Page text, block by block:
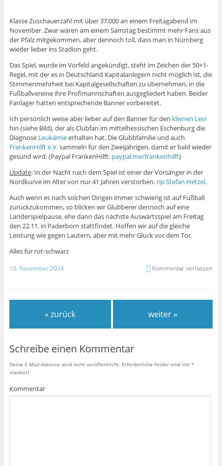
Klasse Zuschauerzahl mit über 37.000 an einem Freitagabend im
November. Zwar wären am einem Samstag bestimmt mehr Fans aus
der Pfalz mitgekommen, aber dennoch toll, dass man in Nürnberg
wieder lieber ins Stadion geht.
Das Spiel, wurde im Vorfeld angekündigt, steht im Zeichen der 50+1-
Regel, mit der es in Deutschland Kapitalanlegern nicht möglich ist, die
Stimmenmehrheit bei Kapitalgesellschaften zu übernehmen, in die
Fußballvereine ihre Profimannschaften ausgegliedert haben. Beider
Fanlager hatten entsprechende Banner vorbereitet.
Ich persönlich weise aber lieber auf den Banner für den kleinen Levi
hin (siehe Bild), der als Clubfan im mittelhessischen Eschenburg die
Diagnose Leukämieerhalten hat. Die Glubbfamilie und auch
FrankenHilft e.V.sammeln für den Zweijährigen, damit er bald wieder
gesund wird. (Paypal FrankenHilft: paypal.me/frankenhilft)
Update: In der Nacht nach dem Spiel ist einer der Vorsänger in der
Nordkurve im Alter von nur 41 Jahren verstorben. rip Stefan Hetzel.
Auch wenn es nach solchen Dingen immer schwierig ist auf Fußball
zurückzukommen, so blicken wir Glubberer dennoch auf eine
Länderspielpause, ehe dann das nächste Auswärtsspiel am Freitag
den 22.11. in Paderborn stattfindet. Hoffen wir auf die gleiche
Leistung wie gegen Lautern, aber mit mehr Glück vor dem Tor.
Alles für rot-schwarz
10. November 2024 Kommentar verfassen
« zurück weiter »
Schreibe einen Kommentar
Deine E-Mail-Adresse wird nicht veröffentlicht. Erforderliche Felder sind mit *
markiert
Kommentar